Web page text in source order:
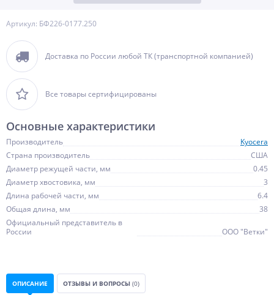
Артикул: БФ226-0177.250
Доставка по России любой ТК (транспортной компанией)
Все товары сертифицированы
Основные характеристики
Производитель
Kyocera
Страна производитель
США
Диаметр режущей части, мм
0.45
Диаметр хвостовика, мм
3
Длина рабочей части, мм
6.4
Общая длина, мм
38
Официальный представитель в
России
ООО "Ветки"
ОПИСАНИЕ ОТЗЫВЫ И ВОПРОСЫ (0)